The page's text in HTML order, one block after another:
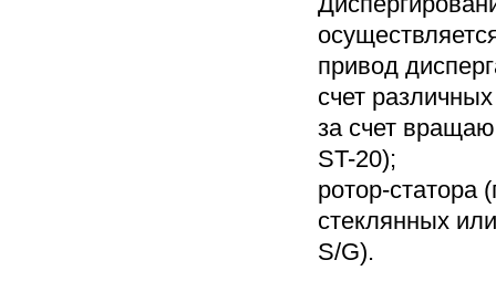
привод
счет
за счет
ST-20);
ротор-статора
стеклянных
S/G).